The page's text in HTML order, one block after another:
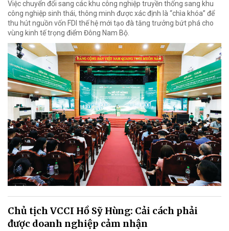
Việc chuyển đổi sang các khu công nghiệp truyền thống sang khu
công nghiệp sinh thái, thông minh được xác định là “chìa khóa” để
thu hút nguồn vốn FDI thế hệ mới tạo đà tăng trưởng bứt phá cho
vùng kinh tế trọng điểm Đông Nam Bộ.
Chủ tịch VCCI Hồ Sỹ Hùng: Cải cách phải
được doanh nghiệp cảm nhận